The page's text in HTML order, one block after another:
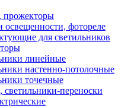
прожекторы
освещенности, фотореле
для светильников
линейные
настенно-потолочные
точечные
переноски